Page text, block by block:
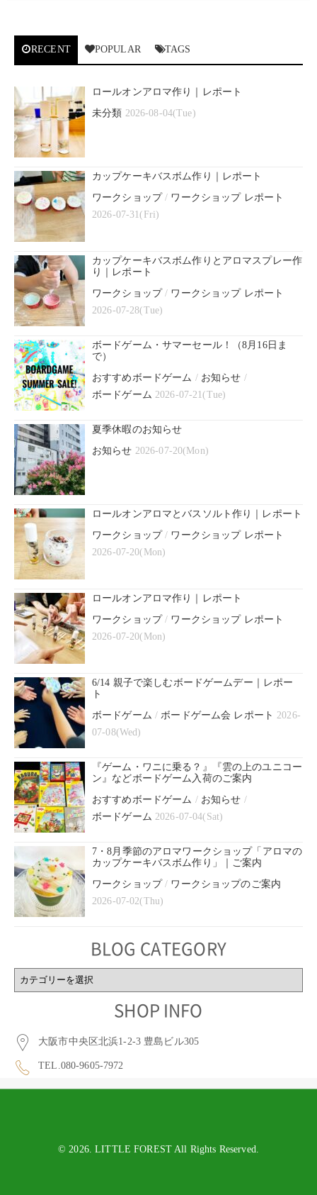
RECENT POPULAR TAGS
ロールオンアロマ作り｜レポート
未分類 2026-08-04(Tue)
カップケーキバスボム作り｜レポート
ワークショップ/ ワークショップ レポート
2026-07-31(Fri)
カップケーキバスボム作りとアロマスプレー作
り｜レポート
ワークショップ/ ワークショップ レポート
2026-07-28(Tue)
ボードゲーム・サマーセール！（8月16日ま
で）
おすすめボードゲーム / お知らせ /
ボードゲーム 2026-07-21(Tue)
夏季休暇のお知らせ
お知らせ 2026-07-20(Mon)
ロールオンアロマとバスソルト作り｜レポート
ワークショップ/ ワークショップ レポート
2026-07-20(Mon)
ロールオンアロマ作り｜レポート
ワークショップ/ ワークショップ レポート
2026-07-20(Mon)
6/14 親子で楽しむボードゲームデー｜レポー
ト
ボードゲーム /ボードゲーム会 レポート 2026-
07-08(Wed)
『ゲーム・ワニに乗る？』『雲の上のユニコー
ン』などボードゲーム入荷のご案内
おすすめボードゲーム / お知らせ /
ボードゲーム 2026-07-04(Sat)
7・8月季節のアロマワークショップ「アロマの
カップケーキバスボム作り」｜ご案内
ワークショップ/ ワークショップのご案内
2026-07-02(Thu)
BLOG CATEGORY
BLOG
CATEGORY
SHOP INFO
大阪市中央区北浜1-2-3 豊島ビル305
TEL.080-9605-7972
© 2026. LITTLE FOREST All Rights Reserved.